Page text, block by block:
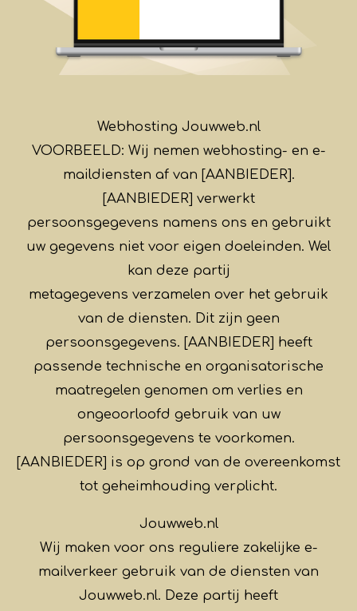
Webhosting Jouwweb.nl
VOORBEELD: Wij nemen webhosting- en e-
maildiensten af van [AANBIEDER].
[AANBIEDER] verwerkt
persoonsgegevens namens ons en gebruikt
uw gegevens niet voor eigen doeleinden. Wel
kan deze partij
metagegevens verzamelen over het gebruik
van de diensten. Dit zijn geen
persoonsgegevens. [AANBIEDER] heeft
passende technische en organisatorische
maatregelen genomen om verlies en
ongeoorloofd gebruik van uw
persoonsgegevens te voorkomen.
[AANBIEDER] is op grond van de overeenkomst
tot geheimhouding verplicht.
Jouwweb.nl
Wij maken voor ons reguliere zakelijke e-
mailverkeer gebruik van de diensten van
Jouwweb.nl. Deze partij heeft